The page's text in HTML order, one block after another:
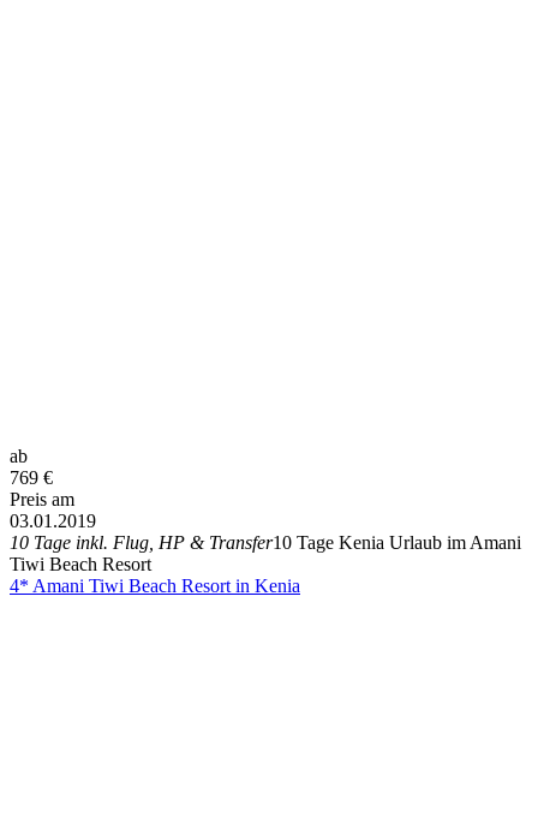
ab
769 €
Preis am
03.01.2019
10 Tage inkl. Flug, HP & Transfer10 Tage Kenia Urlaub im Amani
Tiwi Beach Resort
4* Amani Tiwi Beach Resort in Kenia